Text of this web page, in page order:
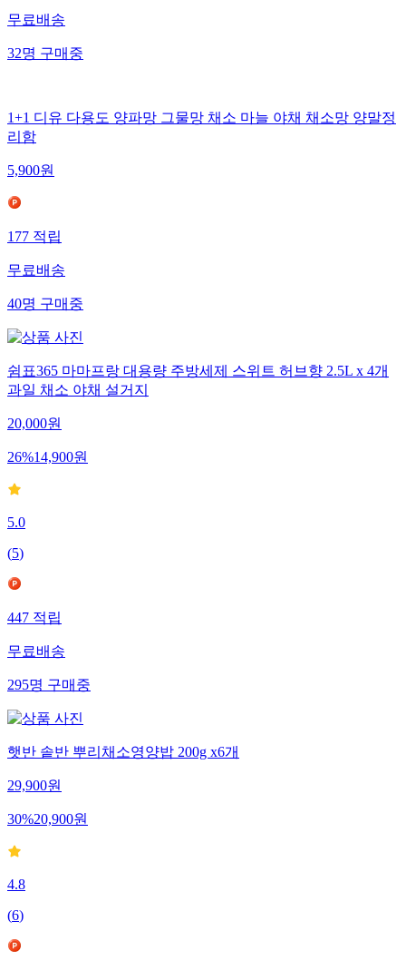
무료배송
32명 구매중
1+1 디유 다용도 양파망 그물망 채소 마늘 야채 채소망 양말정
리함
5,900원
177적립
무료배송
40명구매중
쉼표365 마마프랑 대용량 주방세제 스위트 허브향 2.5L x 4개
과일 채소 야채 설거지
20,000원
26%14,900원
5.0
(5)
447적립
무료배송
295명구매중
햇반 솥반 뿌리채소영양밥 200g x6개
29,900원
30%20,900원
4.8
(6)